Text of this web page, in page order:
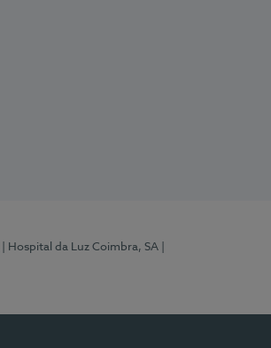
| Hospital da Luz Coimbra, SA